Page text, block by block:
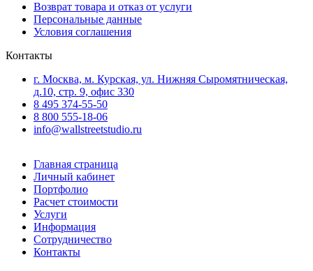
Возврат товара и отказ от услуги
Персональные данные
Условия соглашения
Контакты
г. Москва, м. Курская, ул. Нижняя Сыромятническая,
д.10, стр. 9, офис 330
8 495 374-55-50
8 800 555-18-06
info@wallstreetstudio.ru
Главная страница
Личный кабинет
Портфолио
Расчет стоимости
Услуги
Информация
Сотрудничество
Контакты